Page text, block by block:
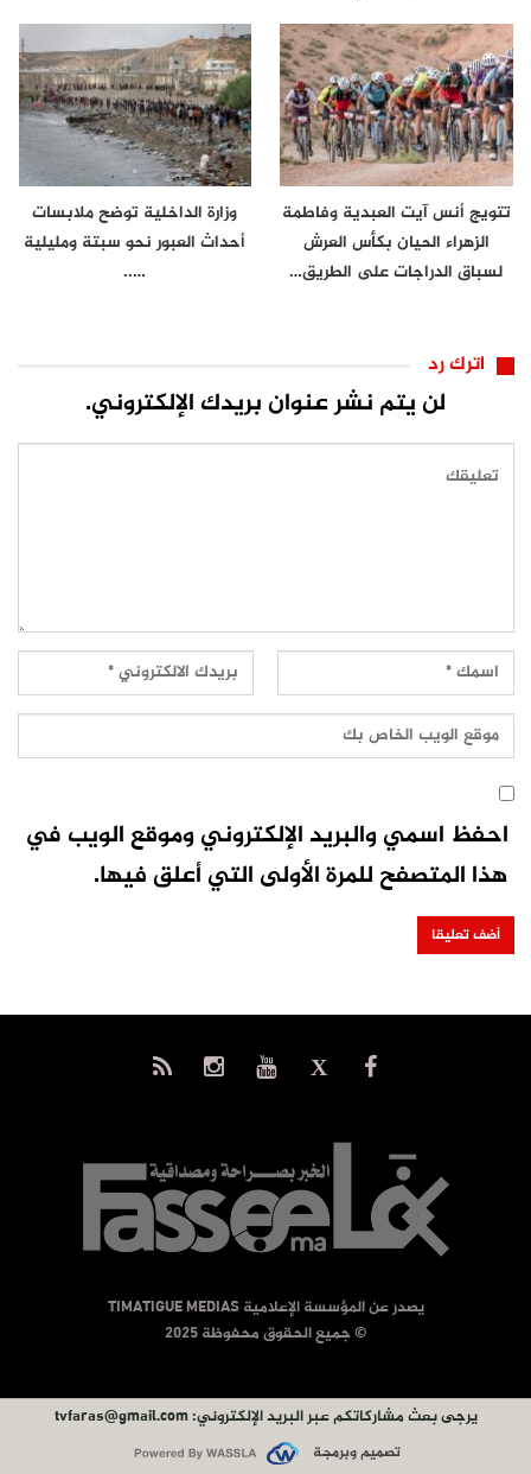
تتويج أنس آيت العبدية وفاطمة
الزهراء الحيان بكأس العرش
لسباق الدراجات على الطريق…
وزارة الداخلية توضح ملابسات
أحداث العبور نحو سبتة ومليلية
…..
اترك رد
لن يتم نشر عنوان بريدك الإلكتروني.
احفظ اسمي والبريد الإلكتروني وموقع الويب في
هذا المتصفح للمرة الأولى التي أعلق فيها.
يصدر عن المؤسسة الإعلامية TIMATIGUE MEDIAS
© جميع الحقوق محفوظة 2025
يرجى بعث مشاركاتكم عبر البريد الإلكتروني:tvfaras@gmail.com
تصميم وبرمجة